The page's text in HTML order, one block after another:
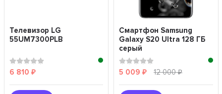
Телевизор LG
55UM7300PLB
6 810 ₽
Смартфон Samsung
Galaxy S20 Ultra 128 ГБ
серый
5 009 ₽ 12 000₽